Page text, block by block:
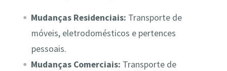
Mudanças Residenciais: Transporte de
móveis, eletrodomésticos e pertences
pessoais.
Mudanças Comerciais: Transporte de